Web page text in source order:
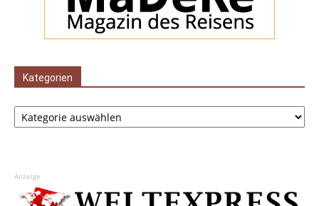
Kategorien
Kategorien
Anzeige